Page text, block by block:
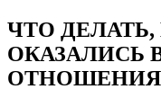
ЧТО
ОКАЗАЛИСЬ